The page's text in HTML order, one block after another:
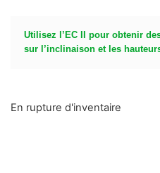
Utilisez l’EC II pour obtenir
sur l’inclinaison et les
En rupture d'inventaire